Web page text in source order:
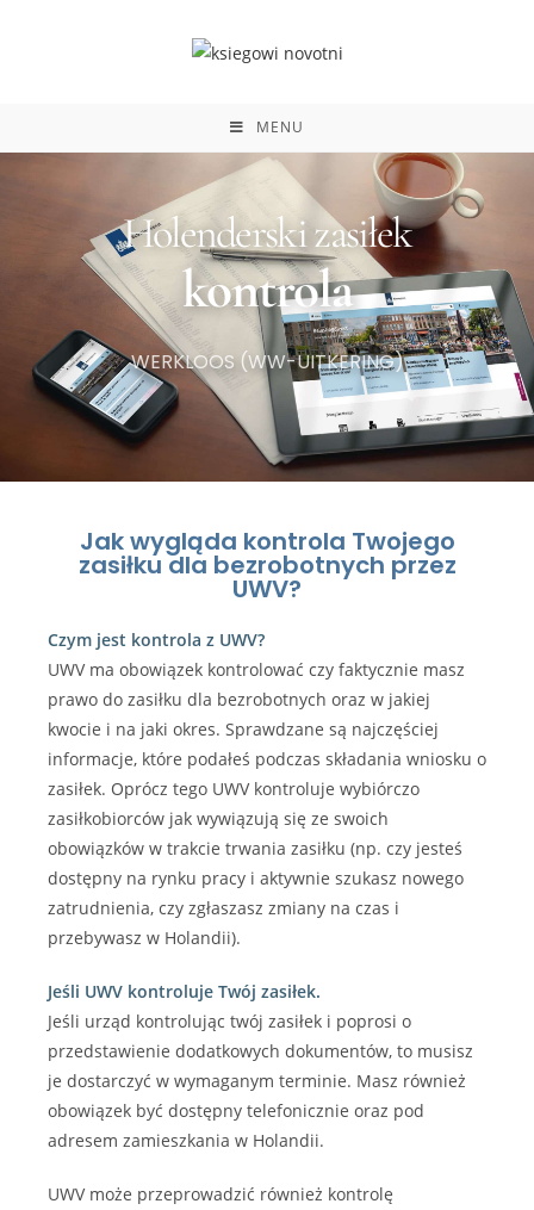
MENU
Holenderski zasiłek​
kontrola
WERKLOOS (WW-UITKERING)
Jak wygląda kontrola Twojego
zasiłku dla bezrobotnych przez
UWV?
Czym jest kontrola z UWV?
UWV ma obowiązek kontrolować czy faktycznie masz
prawo do zasiłku dla bezrobotnych oraz w jakiej
kwocie i na jaki okres. Sprawdzane są najczęściej
informacje, które podałeś podczas składania wniosku o
zasiłek. Oprócz tego UWV kontroluje wybiórczo
zasiłkobiorców jak wywiązują się ze swoich
obowiązków w trakcie trwania zasiłku (np. czy jesteś
dostępny na rynku pracy i aktywnie szukasz nowego
zatrudnienia, czy zgłaszasz zmiany na czas i
przebywasz w Holandii).
Jeśli UWV kontroluje Twój zasiłek.
Jeśli urząd kontrolując twój zasiłek i poprosi o
przedstawienie dodatkowych dokumentów, to musisz
je dostarczyć w wymaganym terminie. Masz również
obowiązek być dostępny telefonicznie oraz pod
adresem zamieszkania w Holandii.
UWV może przeprowadzić również kontrolę